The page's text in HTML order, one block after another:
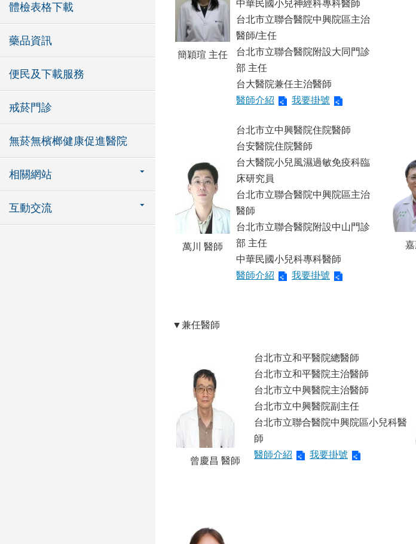
體檢表格下載
藥品資訊
便民及下載服務
戒菸門診
無菸無檳榔健康促進醫院
相關網站
互動交流
簡穎瑄 主任
中華民國小兒神經科專科醫師
台北市立聯合醫院中興院區主治
醫師/主任
台北市立聯合醫院附設大同門診
部 主任
台大醫院兼任主治醫師
醫師介紹
我要掛號
萬川 醫師
台北市立中興醫院住院醫師
台安醫院住院醫師
台大醫院小兒風濕過敏免疫科臨
床研究員
台北市立聯合醫院中興院區主治
醫師
台北市立聯合醫院附設中山門診
部 主任
中華民國小兒科專科醫師
醫師介紹
我要掛號
▼兼任醫師
曾慶昌 醫師
台北市立和平醫院總醫師
台北市立和平醫院主治醫師
台北市立中興醫院主治醫師
台北市立中興醫院副主任
台北市立聯合醫院中興院區小兒科醫
師
醫師介紹
我要掛號